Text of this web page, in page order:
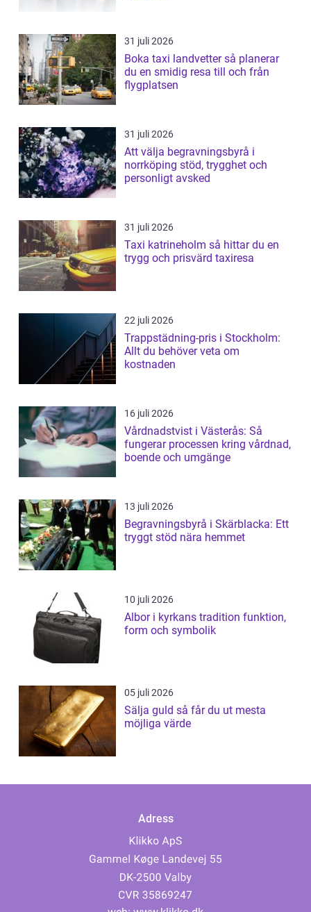
31 juli 2026
Boka taxi landvetter så planerar
du en smidig resa till och från
flygplatsen
31 juli 2026
Att välja begravningsbyrå i
norrköping stöd, trygghet och
personligt avsked
31 juli 2026
Taxi katrineholm så hittar du en
trygg och prisvärd taxiresa
22 juli 2026
Trappstädning-pris i Stockholm:
Allt du behöver veta om
kostnaden
16 juli 2026
Vårdnadstvist i Västerås: Så
fungerar processen kring vårdnad,
boende och umgänge
13 juli 2026
Begravningsbyrå i Skärblacka: Ett
tryggt stöd nära hemmet
10 juli 2026
Albor i kyrkans tradition funktion,
form och symbolik
05 juli 2026
Sälja guld så får du ut mesta
möjliga värde
Adress